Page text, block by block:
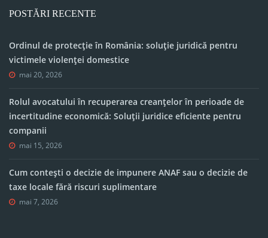
POSTĂRI RECENTE
Ordinul de protecție în România: soluție juridică pentru
victimele violenței domestice
mai 20, 2026
Rolul avocatului în recuperarea creanțelor în perioade de
incertitudine economică: Soluții juridice eficiente pentru
companii
mai 15, 2026
Cum contești o decizie de impunere ANAF sau o decizie de
taxe locale fără riscuri suplimentare
mai 7, 2026